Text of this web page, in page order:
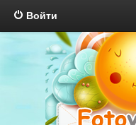
Войти